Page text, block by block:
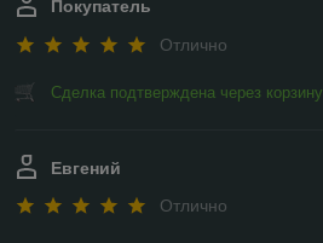
Покупатель
Отлично
Сделка подтверждена через корзину
Евгений
Отлично